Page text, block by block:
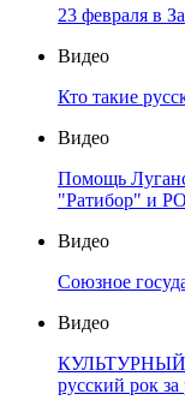
23 февраля в
Видео
Кто такие
Видео
Помощь
"Ратибор" и
Видео
Союзное
Видео
КУЛЬТУРНЫЙ
русский рок